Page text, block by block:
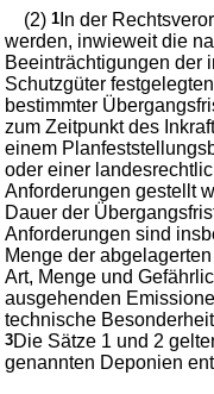
(2)1 In der
werden, inwieweit die
Beeinträchtigungen der
Schutzgüter
bestimmter
zum Zeitpunkt des
einem
oder einer
Anforderungen gestellt
Dauer der
Anforderungen sind
Menge der
Art, Menge und
ausgehenden
technische
3Die Sätze 1 und 2
genannten Deponien